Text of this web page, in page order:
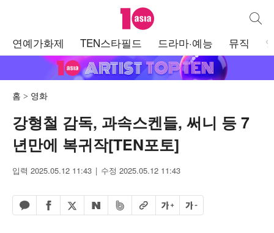
텐아시아 통합
연예가화제 TEN스타필드 드라마·예능 뮤직
홈 영화
강형철 감독, 과속스켄들, 써니 등 7
년만에 복귀작[TEN포토]
입력 2025.05.12 11:43 수정 2025.05.12 11:43
카카오톡 공유하기
페이스북 공유하기
엑스 공유하기
네이버 공유하기
밴드 공유하기
URL복사글자 크게글자 작게